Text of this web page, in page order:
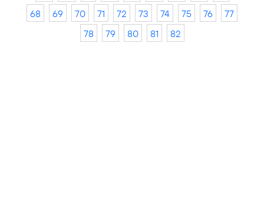
68
69 70 71 72 73 74 75 76
77
78
79 80 81 82